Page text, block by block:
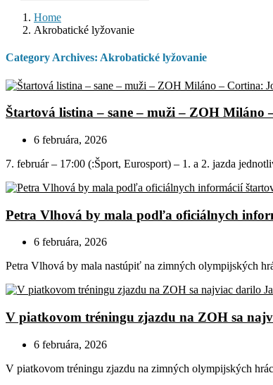
Home
Akrobatické lyžovanie
Category Archives: Akrobatické lyžovanie
Štartová listina – sane – muži – ZOH
6 februára, 2026
7. február – 17:00 (:Šport, Eurosport) – 1. a 2. jazda
Petra Vlhová by mala podľa oficiálnych
6 februára, 2026
Petra Vlhová by mala nastúpiť na zimných olympijských
V piatkovom tréningu zjazdu na ZOH sa
6 februára, 2026
V piatkovom tréningu zjazdu na zimných olympijských